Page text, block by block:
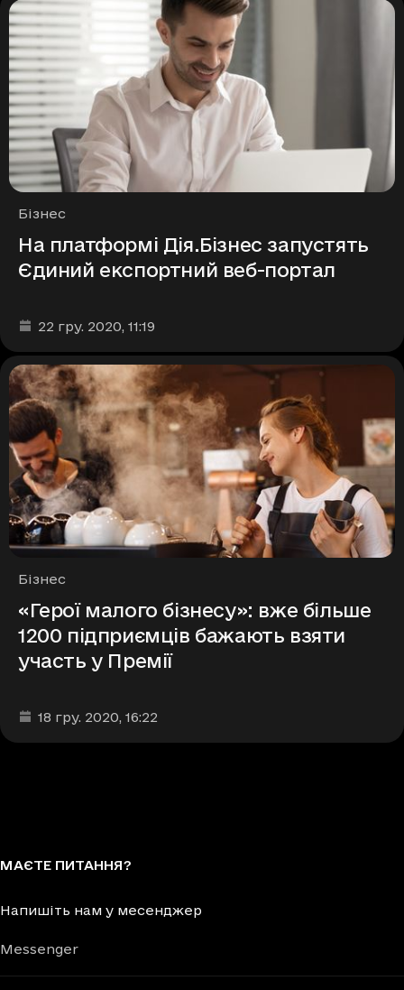
Рубрики
Бізнес
На платформі Дія.Бізнес запустять
Єдиний експортний веб-портал
Дата та час публікації
22 гру. 2020, 11:19
Рубрики
Бізнес
«Герої малого бізнесу»: вже більше
1200 підприємців бажають взяти
участь у Премії
Дата та час публікації
18 гру. 2020, 16:22
МАЄТЕ ПИТАННЯ?
Напишіть нам у месенджер
Messenger